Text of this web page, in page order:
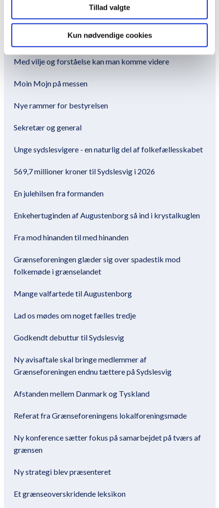
Tillad valgte
Kun nødvendige cookies
Ny bustur til Sydslesvig planlægges til efteråret
Formand Mirco Reimer-Elster konstitueret som
generalsekretær
Med vilje og forståelse kan man komme videre
Moin Mojn på messen
Nye rammer for bestyrelsen
Sekretær og general
Unge sydslesvigere - en naturlig del af folkefællesskabet
569,7 millioner kroner til Sydslesvig i 2026
En julehilsen fra formanden
Enkehertuginden af Augustenborg så ind i krystalkuglen
Fra mod hinanden til med hinanden
Grænseforeningen glæder sig over spadestik mod
folkemøde i grænselandet
Mange valfartede til Augustenborg
Lad os mødes om noget fælles tredje
Godkendt debuttur til Sydslesvig
Ny avisaftale skal bringe medlemmer af
Grænseforeningen endnu tættere på Sydslesvig
Afstanden mellem Danmark og Tyskland
Referat fra Grænseforeningens lokalforeningsmøde
Ny konference sætter fokus på samarbejdet på tværs af
grænsen
Ny strategi blev præsenteret
Et grænseoverskridende leksikon